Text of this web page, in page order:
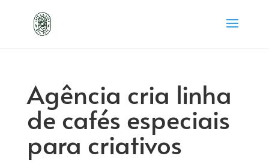
Agência cria linha
de cafés especiais
para criativos